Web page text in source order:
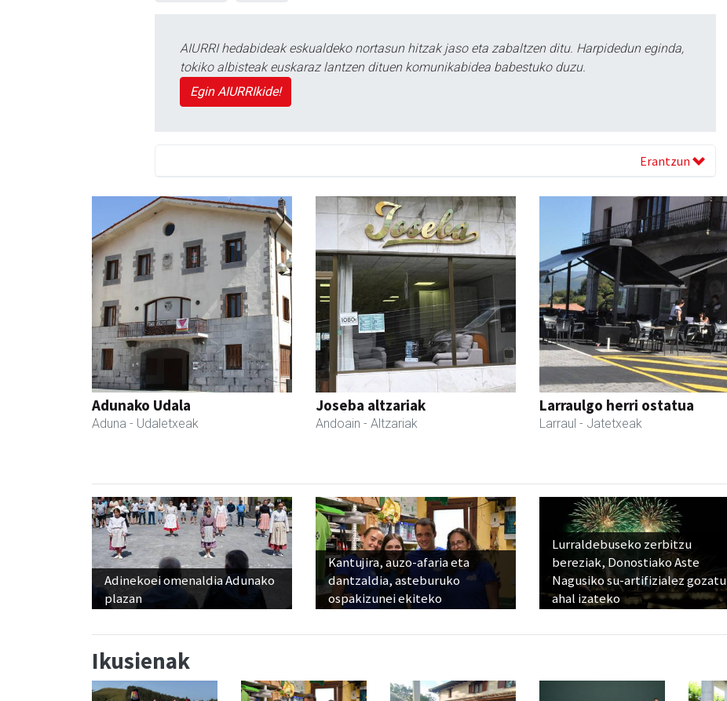
AIURRI hedabideak eskualdeko nortasun hitzak jaso eta zabaltzen ditu. Harpidedun eginda,
tokiko albisteak euskaraz lantzen dituen komunikabidea babestuko duzu.
Egin AIURRIkide!
Erantzun
Adunako Udala
Aduna - Udaletxeak
Joseba altzariak
Andoain - Altzariak
Larraulgo herri ostatua
Larraul - Jatetxeak
Adinekoei omenaldia Adunako
plazan
Kantujira, auzo-afaria eta
dantzaldia, asteburuko
ospakizunei ekiteko
Lurraldebuseko zerbitzu
bereziak, Donostiako Aste
Nagusiko su-artifizialez gozatu
ahal izateko
Ikusienak